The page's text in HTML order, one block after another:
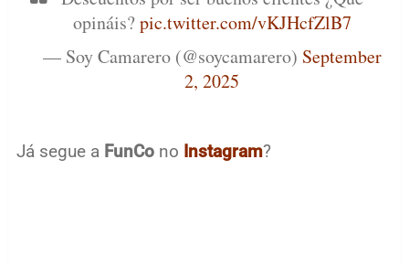
opináis?pic.twitter.com/vKJHcfZlB7
— Soy Camarero (@soycamarero) September
2, 2025
Já segue a FunCono Instagram?